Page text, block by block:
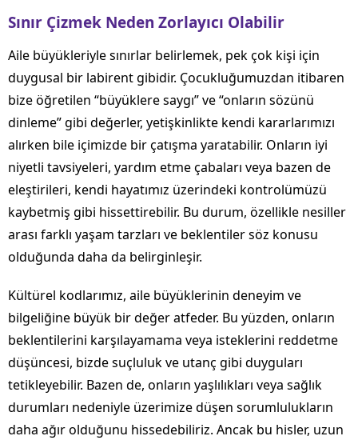
Sınır Çizmek Neden Zorlayıcı Olabilir
Aile büyükleriyle sınırlar belirlemek, pek çok kişi için
duygusal bir labirent gibidir. Çocukluğumuzdan itibaren
bize öğretilen “büyüklere saygı” ve “onların sözünü
dinleme” gibi değerler, yetişkinlikte kendi kararlarımızı
alırken bile içimizde bir çatışma yaratabilir. Onların iyi
niyetli tavsiyeleri, yardım etme çabaları veya bazen de
eleştirileri, kendi hayatımız üzerindeki kontrolümüzü
kaybetmiş gibi hissettirebilir. Bu durum, özellikle nesiller
arası farklı yaşam tarzları ve beklentiler söz konusu
olduğunda daha da belirginleşir.
Kültürel kodlarımız, aile büyüklerinin deneyim ve
bilgeliğine büyük bir değer atfeder. Bu yüzden, onların
beklentilerini karşılayamama veya isteklerini reddetme
düşüncesi, bizde suçluluk ve utanç gibi duyguları
tetikleyebilir. Bazen de, onların yaşlılıkları veya sağlık
durumları nedeniyle üzerimize düşen sorumlulukların
daha ağır olduğunu hissedebiliriz. Ancak bu hisler, uzun